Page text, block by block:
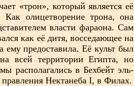
«трон», который является её
олицетворение трона, она
власти фараона. Сам
как её дитя, восседающее на
ему предоставила. Её культ был
всей территории Египта, но
располагались в Бехбейт эль-
правления Нектанеба I, в Филах.